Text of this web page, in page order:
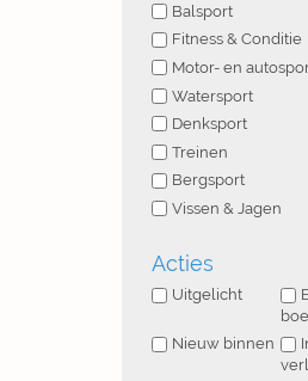
Balsport
Fitness & Conditie
Motor- en
Watersport
Denksport
Treinen
Bergsport
Vissen & Jagen
Acties
Uitgelicht
Nieuw binnen